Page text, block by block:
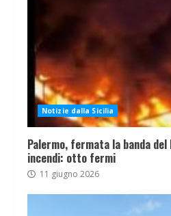
Notizie dalla Sicilia
Palermo, fermata la banda
incendi: otto fermi
11 giugno 2026